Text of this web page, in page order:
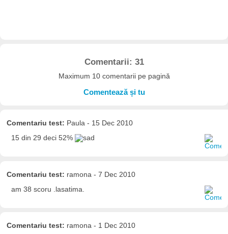
Comentarii: 31
Maximum 10 comentarii pe pagină
Comentează și tu
Comentariu test: Paula - 15 Dec 2010
15 din 29 deci 52%
Comentariu test: ramona - 7 Dec 2010
am 38 scoru .lasatima.
Comentariu test: ramona - 1 Dec 2010